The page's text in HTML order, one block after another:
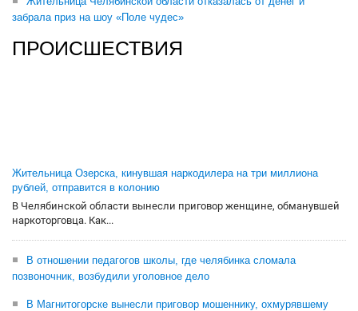
забрала приз на шоу «Поле чудес»
ПРОИСШЕСТВИЯ
Жительница Озерска, кинувшая наркодилера на три миллиона
рублей, отправится в колонию
В Челябинской области вынесли приговор женщине, обманувшей
наркоторговца. Как...
В отношении педагогов школы, где челябинка сломала
позвоночник, возбудили уголовное дело
В Магнитогорске вынесли приговор мошеннику, охмурявшему